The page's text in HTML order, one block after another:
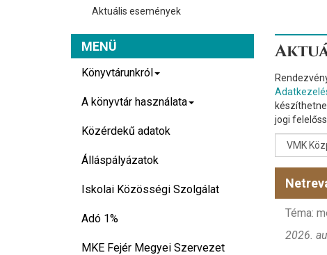
Aktuális események
jogi
Téma:
2026.
MENÜ
Könyvtárunkról
A könyvtár használata
Közérdekű adatok
Álláspályázatok
Iskolai Közösségi Szolgálat
Adó 1%
MKE Fejér Megyei Szervezet